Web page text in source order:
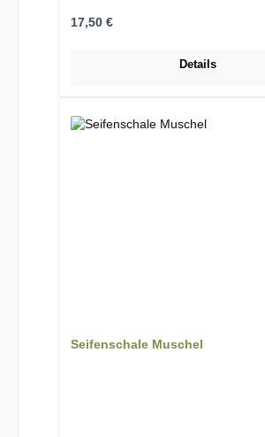
Regulärer Preis:
17,50 €
Details
Seifenschale Muschel